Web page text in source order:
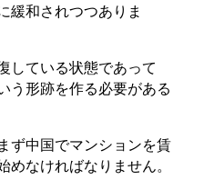
緩和されつつありま
している状態であって
う形跡を作る必要がある
ず中国でマンションを賃
なければなりません。